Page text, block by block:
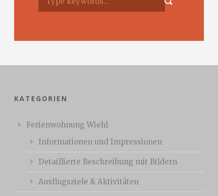
KATEGORIEN
Ferienwohnung Wiehl
Informationen und Impressionen
Detaillierte Beschreibung mit Bildern
Ausflugsziele & Aktivitäten